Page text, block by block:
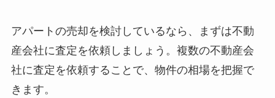
アパートの売却を検討しているなら、まずは不動
産会社に査定を依頼しましょう。複数の不動産会
社に査定を依頼することで、物件の相場を把握で
きます。